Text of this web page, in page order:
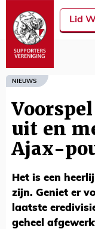
Lid
NIEUWS
uit en
Ajax-
Het is een
zijn. Geniet er
laatste
geheel